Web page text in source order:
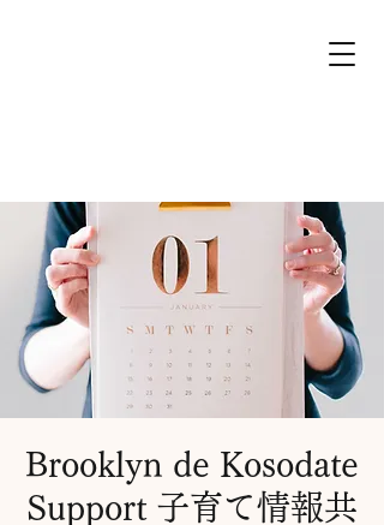
Brooklyn de Kosodate
Support 子育て情報共